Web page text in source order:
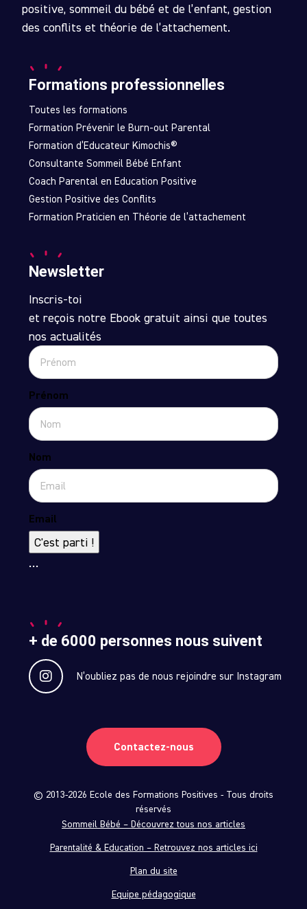
positive, sommeil du bébé et de l’enfant, gestion
des conflits et théorie de l’attachement.
Formations professionnelles
Toutes les formations
Formation Prévenir le Burn-out Parental
Formation d’Educateur Kimochis®
Consultante Sommeil Bébé Enfant
Coach Parental en Education Positive
Gestion Positive des Conflits
Formation Praticien en Théorie de l’attachement
Newsletter
Inscris-toi
et reçois notre Ebook gratuit ainsi que toutes
nos actualités
Prénom
Nom
Email
C'est parti !
…
+ de 6000 personnes nous suivent
N’oubliez pas de nous rejoindre sur Instagram
Contactez-nous
© 2013-2026 Ecole des Formations Positives - Tous droits
réservés
Sommeil Bébé – Découvrez tous nos articles
Parentalité & Education – Retrouvez nos articles ici
Plan du site
Equipe pédagogique